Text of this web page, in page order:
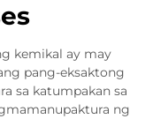
kemikal ay may
pang-eksaktong
sa katumpakan sa
ng